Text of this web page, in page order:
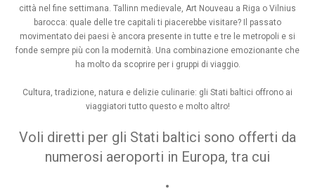
città nel fine settimana. Tallinn medievale, Art Nouveau a Riga o Vilnius
barocca: quale delle tre capitali ti piacerebbe visitare? Il passato
movimentato dei paesi è ancora presente in tutte e tre le metropoli e si
fonde sempre più con la modernità. Una combinazione emozionante che
ha molto da scoprire per i gruppi di viaggio.
Cultura, tradizione, natura e delizie culinarie: gli Stati baltici offrono ai
viaggiatori tutto questo e molto altro!
Voli diretti per gli Stati baltici sono offerti da
numerosi aeroporti in Europa, tra cui